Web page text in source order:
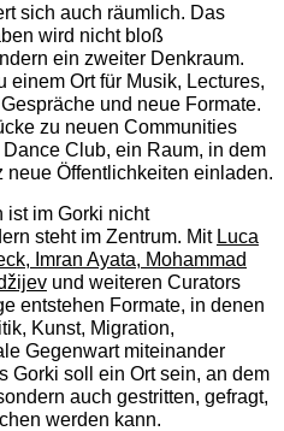
sich auch räumlich. Das
wird nicht bloß
ein zweiter Denkraum.
einem Ort für Musik, Lectures,
und neue Formate.
zu neuen Communities
Club, ein Raum, in dem
neue Öffentlichkeiten einladen.
ist im Gorki nicht
steht im Zentrum. Mit Luca
Imran Ayata, Mohammad
und weiteren Curators
entstehen Formate, in denen
Kunst, Migration,
Gegenwart miteinander
Gorki soll ein Ort sein, an dem
auch gestritten, gefragt,
werden kann.